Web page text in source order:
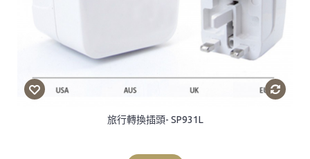
旅行轉換插頭- SP931L